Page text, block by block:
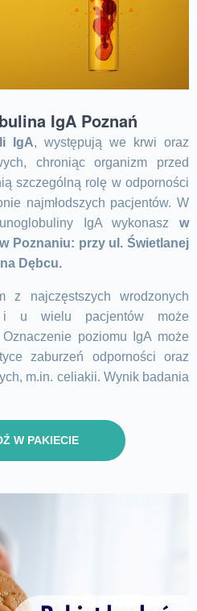
IgA Poznań
IgA, występują we krwi oraz
chroniąc organizm przed
szczególną rolę w odporności
najmłodszych pacjentów. W
IgA wykonasz w
Poznaniu: przy ul. Świetlanej
Dębcu.
z najczęstszych wrodzonych
i u wielu pacjentów może
poziomu IgA może
zaburzeń odporności oraz
m.in. celiakii. Wynik badania
W PAKIECIE